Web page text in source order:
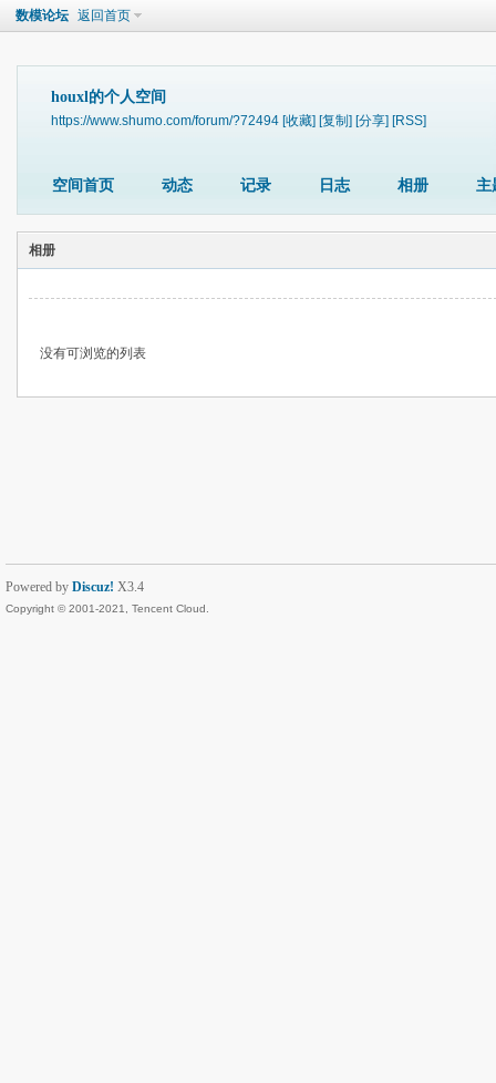
数模论坛 返回首页
houxl的个人空间
https://www.shumo.com/forum/?72494 [收藏] [复制] [分享] [RSS]
空间首页 动态 记录 日志 相册 主
相册
没有可浏览的列表
Powered by Discuz! X3.4
Copyright © 2001-2021, Tencent Cloud.